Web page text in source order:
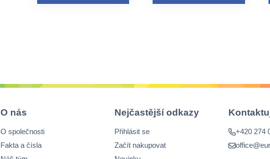
O nás
O společnosti
Fakta a čísla
Nejčastější odkazy
Přihlásit se
Začít nakupovat
+420 274